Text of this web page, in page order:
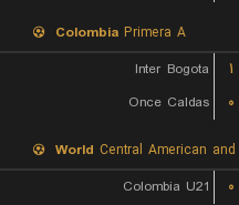
Colombia Primera A
Inter Bogota
۱
Once Caldas
۰
World Central American
Colombia U21
۰